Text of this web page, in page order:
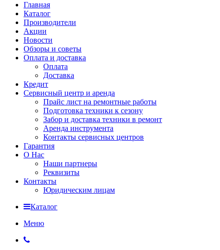
Главная
Каталог
Производители
Акции
Новости
Обзоры и советы
Оплата и доставка
Оплата
Доставка
Кредит
Сервисный центр и аренда
Прайс лист на ремонтные работы
Подготовка техники к сезону
Забор и доставка техники в ремонт
Аренда инструмента
Контакты сервисных центров
Гарантия
О Нас
Наши партнеры
Реквизиты
Контакты
Юридическим лицам
Каталог
Меню